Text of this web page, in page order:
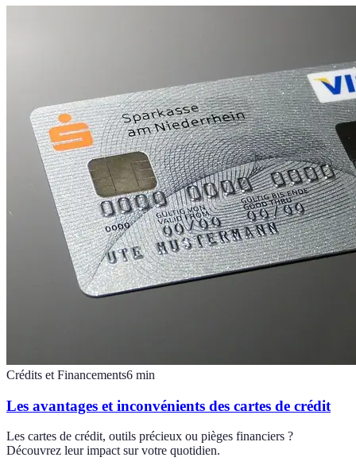
Crédits et Financements6 min
Les avantages et inconvénients des cartes de crédit
Les cartes de crédit, outils précieux ou pièges financiers ?
Découvrez leur impact sur votre quotidien.